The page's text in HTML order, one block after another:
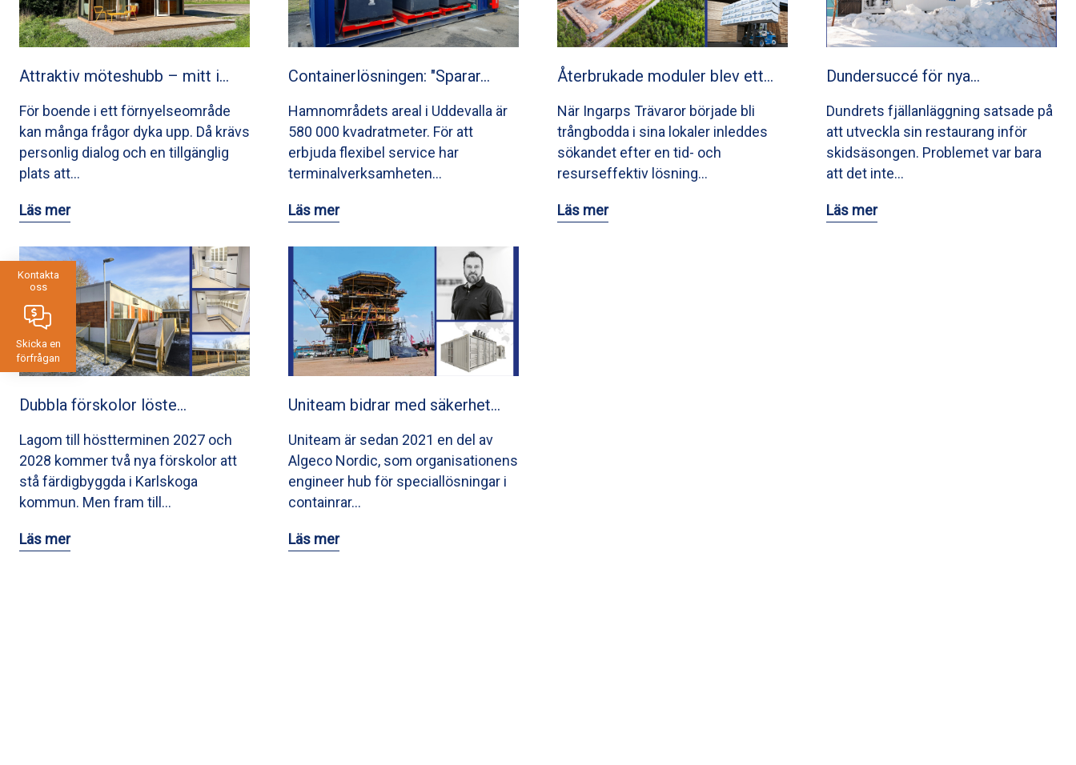
Kontakta
oss
Skicka en
förfrågan
Attraktiv möteshubb – mitt i…
För boende i ett förnyelseområde
kan många frågor dyka upp. Då krävs
personlig dialog och en tillgänglig
plats att…
Läs mer
Containerlösningen: "Sparar…
Hamnområdets areal i Uddevalla är
580 000 kvadratmeter. För att
erbjuda flexibel service har
terminalverksamheten…
Läs mer
Återbrukade moduler blev ett…
När Ingarps Trävaror började bli
trångbodda i sina lokaler inleddes
sökandet efter en tid- och
resurseffektiv lösning…
Läs mer
Dundersuccé för nya…
Dundrets fjällanläggning satsade på
att utveckla sin restaurang inför
skidsäsongen. Problemet var bara
att det inte…
Läs mer
Dubbla förskolor löste…
Lagom till höstterminen 2027 och
2028 kommer två nya förskolor att
stå färdigbyggda i Karlskoga
kommun. Men fram till…
Läs mer
Uniteam bidrar med säkerhet…
Uniteam är sedan 2021 en del av
Algeco Nordic, som organisationens
engineer hub för speciallösningar i
containrar…
Läs mer